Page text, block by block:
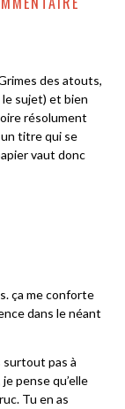
des atouts,
sujet) et bien
résolument
titre qui se
vaut donc
ça me conforte
dans le néant
surtout pas à
pense qu’elle
Tu en as